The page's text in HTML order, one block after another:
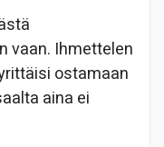
vaan. Ihmettelen
ostamaan
aina ei